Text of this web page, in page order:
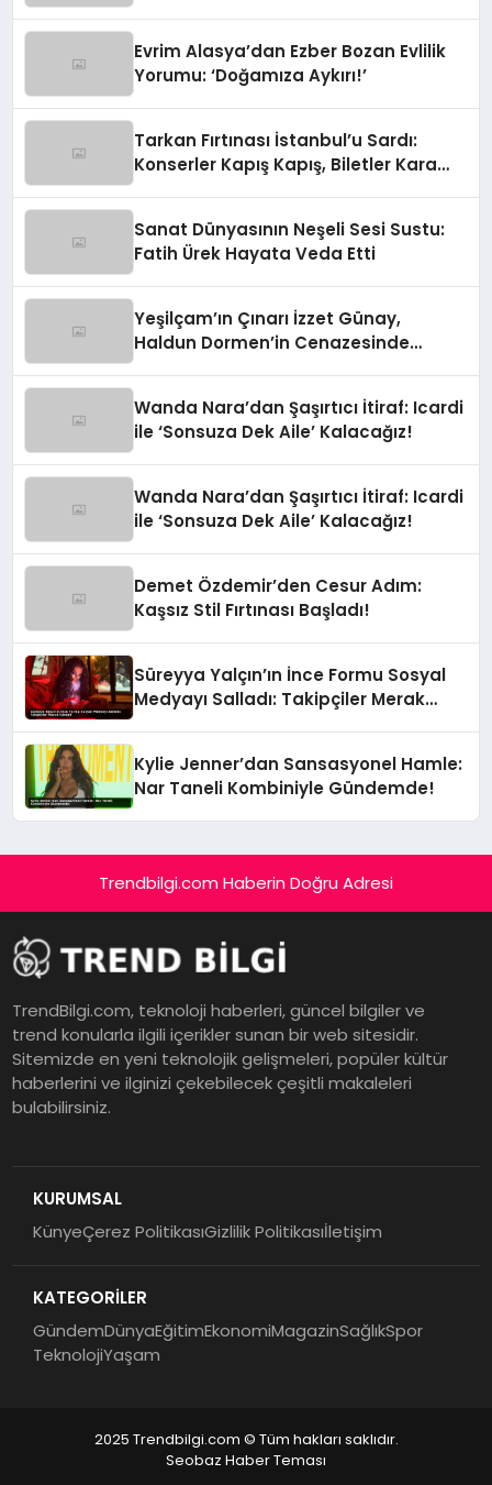
Evrim Alasya’dan Ezber Bozan Evlilik
Yorumu: ‘Doğamıza Aykırı!’
Tarkan Fırtınası İstanbul’u Sardı:
Konserler Kapış Kapış, Biletler Kara
Sanat Dünyasının Neşeli Sesi Sustu:
Fatih Ürek Hayata Veda Etti
Yeşilçam’ın Çınarı İzzet Günay,
Haldun Dormen’in Cenazesinde
Wanda Nara’dan Şaşırtıcı İtiraf: Icardi
ile ‘Sonsuza Dek Aile’ Kalacağız!
Wanda Nara’dan Şaşırtıcı İtiraf: Icardi
ile ‘Sonsuza Dek Aile’ Kalacağız!
Demet Özdemir’den Cesur Adım:
Kaşsız Stil Fırtınası Başladı!
Süreyya Yalçın’ın İnce Formu Sosyal
Medyayı Salladı: Takipçiler Merak
Kylie Jenner’dan Sansasyonel Hamle:
Nar Taneli Kombiniyle Gündemde!
Trendbilgi.com Haberin Doğru Adresi
TrendBilgi.com, teknoloji haberleri, güncel bilgiler ve
trend konularla ilgili içerikler sunan bir web sitesidir.
Sitemizde en yeni teknolojik gelişmeleri, popüler kültür
haberlerini ve ilginizi çekebilecek çeşitli makaleleri
bulabilirsiniz.
KURUMSAL
KünyeÇerez PolitikasıGizlilik Politikasıİletişim
KATEGORİLER
GündemDünyaEğitimEkonomiMagazinSağlıkSpor
TeknolojiYaşam
2025 Trendbilgi.com © Tüm hakları saklıdır.
Seobaz Haber Teması